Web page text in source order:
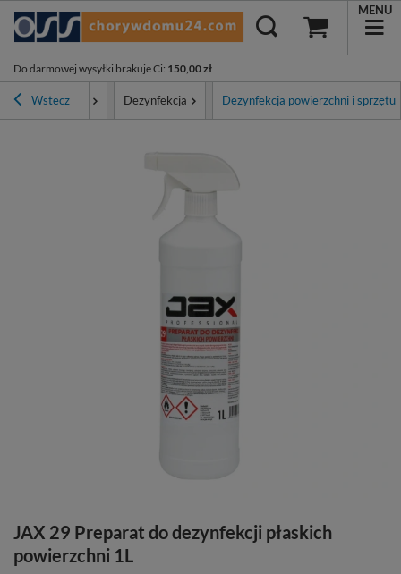
Do darmowej wysyłki brakuje Ci: 150,00 zł
MENU
Wstecz
Higiena i ochrona Dezynfekcja Dezynfekcja powierzchni i sprzętu
JAX 29 Preparat do dezynfekcji płaskich
powierzchni 1L